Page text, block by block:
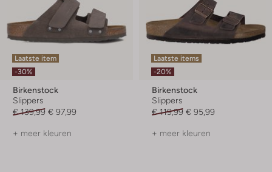
Laatste item
-30%
Birkenstock
Slippers
€ 139,99 € 97,99
+ meer kleuren
Laatste items
-20%
Birkenstock
Slippers
€ 119,99 € 95,99
+ meer kleuren